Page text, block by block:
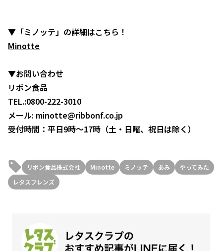
▼「ミノッテ」の詳細はこちら！
Minotte
▼お問い合わせ
リボン食品
TEL.:0800-222-3010
メール: minotte@ribbonf.co.jp
受付時間：平日9時～17時（土・日曜、祝日は除く）
リボン食品株式会社 Minotte ミノッテ あみ
やってみた
レタスフレンズ